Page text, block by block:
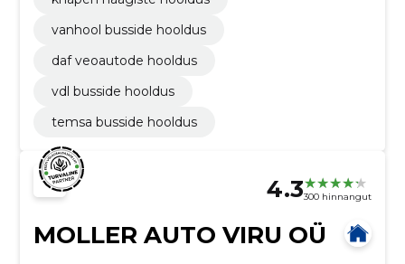
vanhool busside hooldus
daf veoautode hooldus
vdl busside hooldus
temsa busside hooldus
4.3300 hinnangut
MOLLER AUTO VIRU OÜ